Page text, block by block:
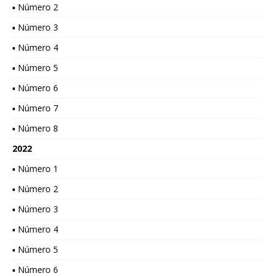
▪ Número 2
▪ Número 3
▪ Número 4
▪ Número 5
▪ Número 6
▪ Número 7
▪ Número 8
2022
▪ Número 1
▪ Número 2
▪ Número 3
▪ Número 4
▪ Número 5
▪ Número 6